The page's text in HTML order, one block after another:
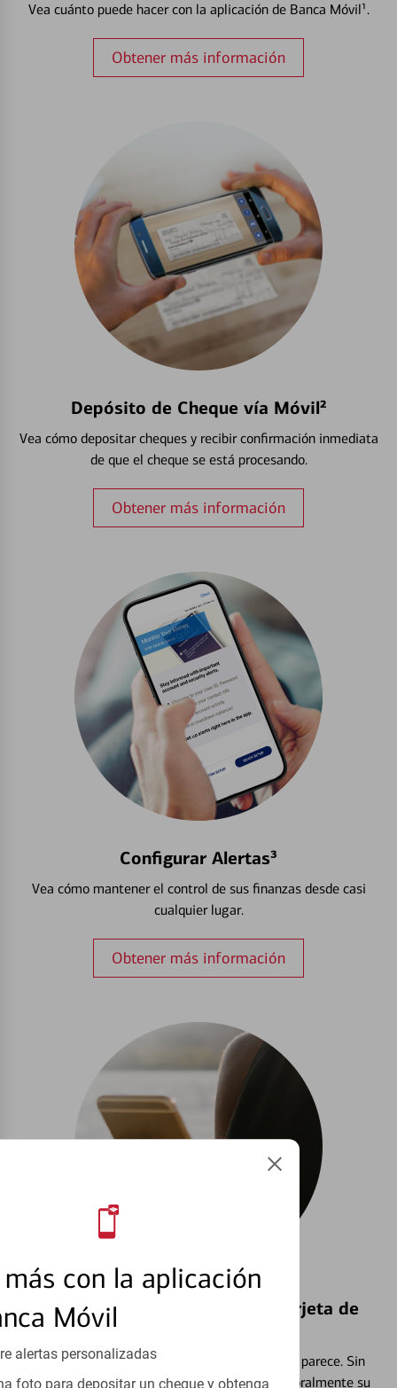
con la aplicación
Móvil
alertas personalizadas
foto para depositar un cheque y obtenga
Vea cuánto puede hacer con la aplicación de Banca Móvil¹.
Obtener más información
Depósito de Cheque vía Móvil²
Vea cómo depositar cheques y recibir confirmación inmediata
de que el cheque se está procesando.
Obtener más información
Configurar Alertas³
Vea cómo mantener el control de sus finanzas desde casi
cualquier lugar.
Obtener más información
Bloquear y Desbloquear una Tarjeta de
Extraviar una tarjeta es más común de lo que parece. Sin
embargo, puede bloquear y desbloquear temporalmente su